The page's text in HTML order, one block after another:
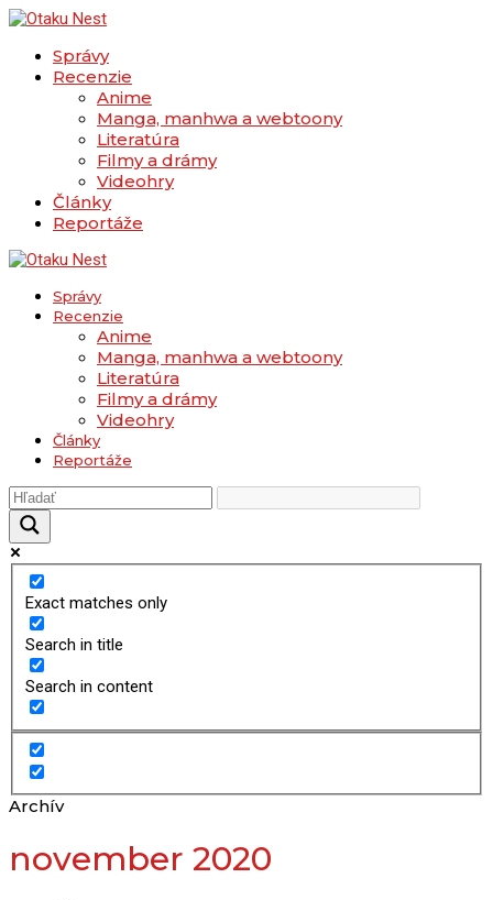
Správy
Recenzie
Anime
Manga, manhwa a webtoony
Literatúra
Filmy a drámy
Videohry
Články
Reportáže
Správy
Recenzie
Anime
Manga, manhwa a webtoony
Literatúra
Filmy a drámy
Videohry
Články
Reportáže
Exact matches only
Search in title
Search in content
Archív
november 2020